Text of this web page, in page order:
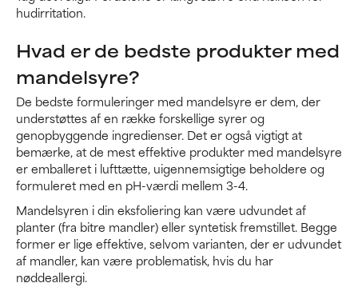
hudirritation.
Hvad er de bedste produkter med
mandelsyre?
De bedste formuleringer med mandelsyre er dem, der
understøttes af en række forskellige syrer og
genopbyggende ingredienser. Det er også vigtigt at
bemærke, at de mest effektive produkter med mandelsyre
er emballeret i lufttætte, uigennemsigtige beholdere og
formuleret med en pH-værdi mellem 3-4.
Mandelsyren i din eksfoliering kan være udvundet af
planter (fra bitre mandler) eller syntetisk fremstillet. Begge
former er lige effektive, selvom varianten, der er udvundet
af mandler, kan være problematisk, hvis du har
nøddeallergi.